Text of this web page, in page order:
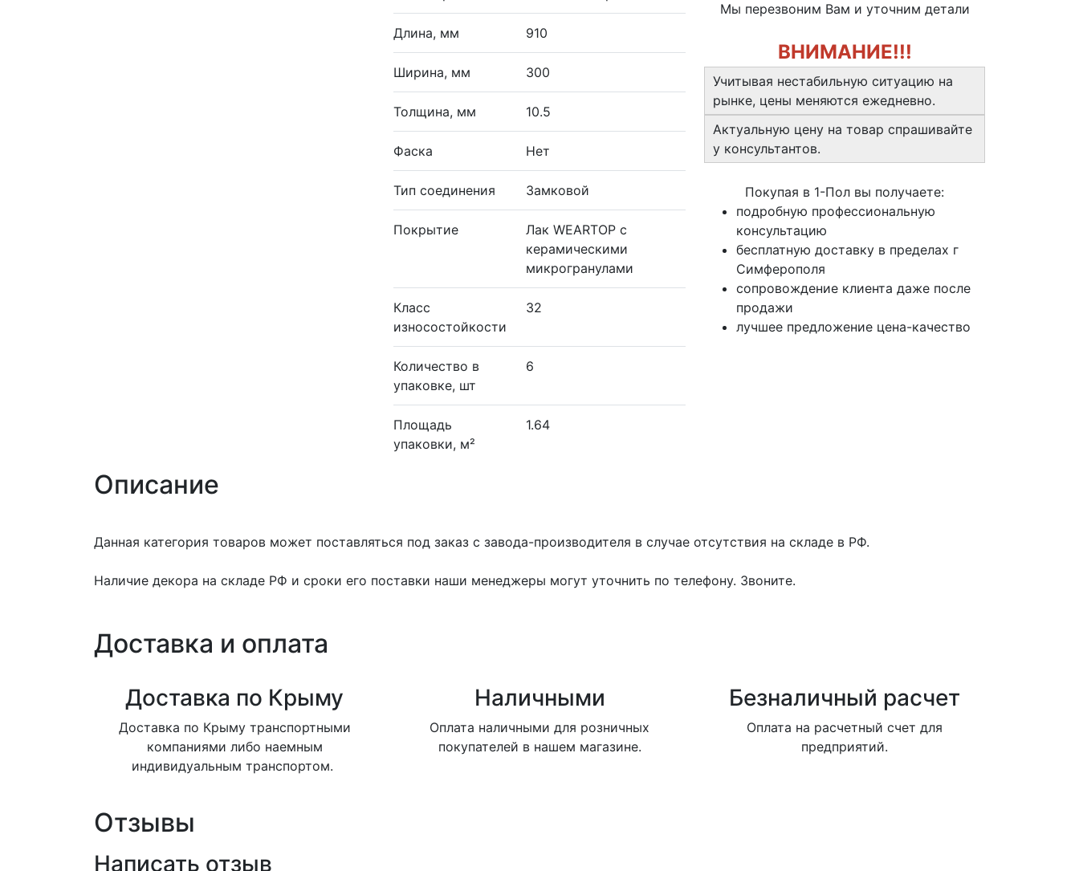
Длина, мм 910
Ширина, мм 300
Толщина, мм 10.5
Фаска Нет
Тип соединения Замковой
Покрытие
Лак WEARTOP с
керамическими
микрогранулами
Класс
износостойкости
32
Количество в
упаковке, шт
6
Площадь
упаковки, м²
1.64
Мы перезвоним Вам и уточним детали
ВНИМАНИЕ!!!
Учитывая нестабильную ситуацию на
рынке, цены меняются ежедневно.
Актуальную цену на товар спрашивайте
у консультантов.
Покупая в 1-Пол вы получаете:
подробную профессиональную
консультацию
бесплатную доставку в пределах г
Симферополя
сопровождение клиента даже после
продажи
лучшее предложение цена-качество
Описание
Данная категория товаров может поставляться под заказ с завода-производителя в случае отсутствия на складе в РФ.
Наличие декора на складе РФ и сроки его поставки наши менеджеры могут уточнить по телефону. Звоните.
Доставка и оплата
Доставка по Крыму
Доставка по Крыму транспортными
компаниями либо наемным
индивидуальным транспортом.
Наличными
Оплата наличными для розничных
покупателей в нашем магазине.
Безналичный расчет
Оплата на расчетный счет для
предприятий.
Отзывы
Написать отзыв